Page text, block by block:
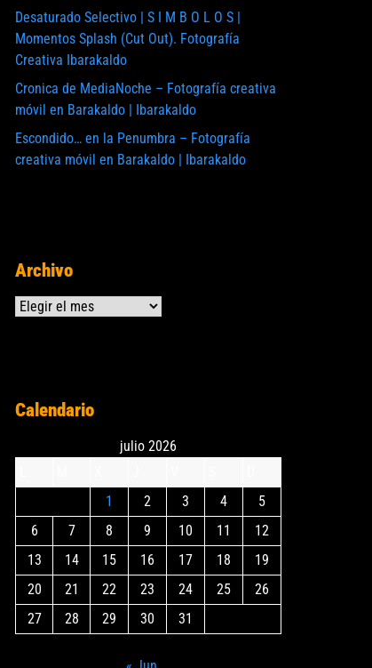
Desaturado Selectivo | S I M B O L O S |
Momentos Splash (Cut Out). Fotografía
Creativa Ibarakaldo
Cronica de MediaNoche – Fotografía creativa
móvil en Barakaldo | Ibarakaldo
Escondido… en la Penumbra – Fotografía
creativa móvil en Barakaldo | Ibarakaldo
Archivo
Archivos
Calendario
julio 2026
1
2 3 4
5
6
7 8 9 10 11
12
13
14 15 16 17 18
19
20
21 22 23 24 25
26
27
28 29 30 31